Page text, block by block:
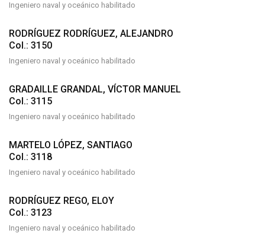
Ingeniero naval y oceánico habilitado
RODRÍGUEZ RODRÍGUEZ, ALEJANDRO
Col.: 3150
Ingeniero naval y oceánico habilitado
GRADAILLE GRANDAL, VÍCTOR MANUEL
Col.: 3115
Ingeniero naval y oceánico habilitado
MARTELO LÓPEZ, SANTIAGO
Col.: 3118
Ingeniero naval y oceánico habilitado
RODRÍGUEZ REGO, ELOY
Col.: 3123
Ingeniero naval y oceánico habilitado